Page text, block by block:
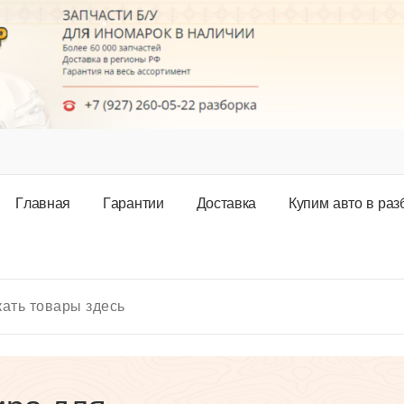
Главная Гарантии Доставка Купим авто в раз